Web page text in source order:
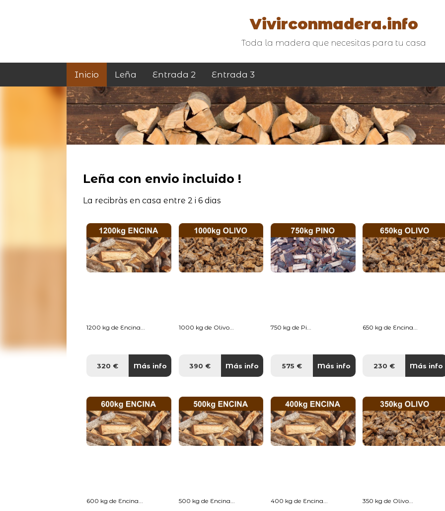
Vivirconmadera.info
Toda la madera que necesitas para tu casa
Inicio Leña Entrada 2 Entrada 3
Leña con envio incluido !
La recibràs en casa entre 2 i 6 dias
1200 kg de Encina...
320 € Más info
1000 kg de Olivo...
390 € Más info
750 kg de Pi...
575 € Más info
650 kg de Encina...
230 € Más info
600 kg de Encina... 500 kg de Encina... 400 kg de Encina... 350 kg de Olivo...